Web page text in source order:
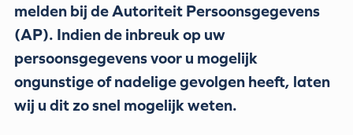
melden bij de Autoriteit Persoonsgegevens
(AP). Indien de inbreuk op uw
persoonsgegevens voor u mogelijk
ongunstige of nadelige gevolgen heeft, laten
wij u dit zo snel mogelijk weten.